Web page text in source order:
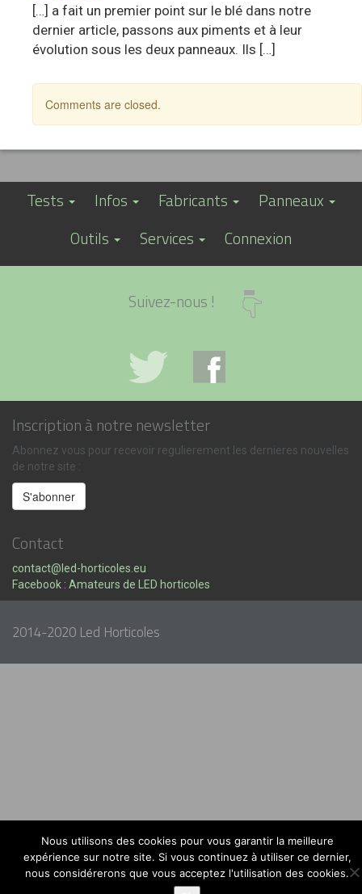
[…] a fait un premier point sur le blé dans notre
dernier article, passons aux piments et à leur
évolution sous les deux panneaux. Ils […]
Comments are closed.
Tests Infos Fabricants
Panneaux
Outils
Services Connexion
Suivez-nous !
Inscription à notre newsletter
Abonnez vous pour recevoir regulierement les dernieres nouvelles
de notre site :
Contact
contact@led-horticoles.eu
Facebook : Amateurs de LED horticoles
2014-2020 Led Horticoles
Nous utilisons des cookies pour vous garantir la meilleure
expérience sur notre site. Si vous continuez à utiliser ce dernier,
nous considérerons que vous acceptez l'utilisation des cookies.